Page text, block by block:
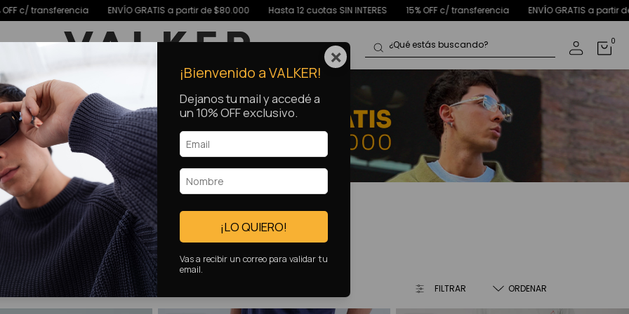
de $80.000 Hasta 12 cuotas SIN INTERES 15% OFF c/ transferencia ENVÍO GRATIS a partir de $80.000 Hasta 12 cuotas SIN INTERES
0
FILTRAR
×
¡Bienvenido a VALKER!
Dejanos tu mail y accedé a
un 10% OFF exclusivo.
¡LO QUIERO!
Vas a recibir un correo para validar tu
email.